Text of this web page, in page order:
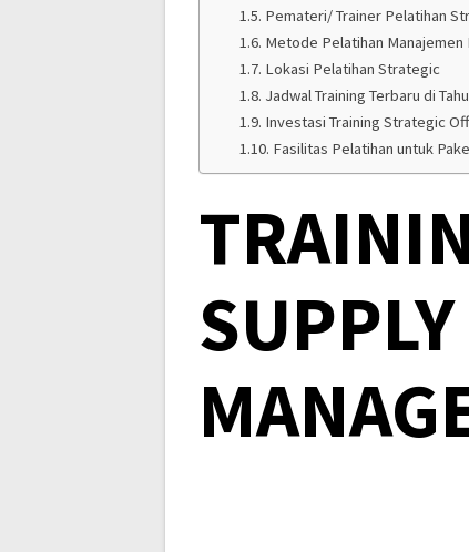
Pemateri/ Trainer Pelatihan
Metode Pelatihan Manajemen
Lokasi Pelatihan Strategic
Jadwal Training Terbaru di
Investasi Training Strategic
Fasilitas Pelatihan untuk